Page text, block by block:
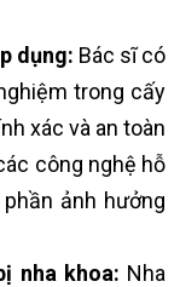
dụng: Bác sĩ có
trong cấy
xác và an toàn
công nghệ hỗ
ảnh hưởng
nha khoa: Nha